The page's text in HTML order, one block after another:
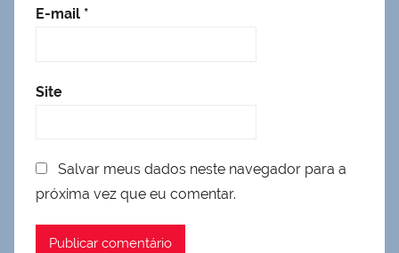
E-mail *
Site
Salvar meus dados neste navegador para a
próxima vez que eu comentar.